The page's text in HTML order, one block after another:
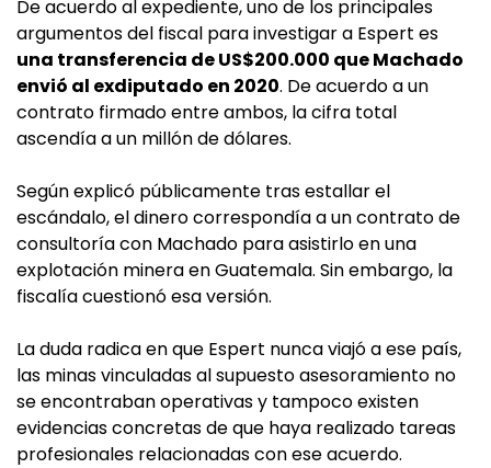
De acuerdo al expediente, uno de los principales
argumentos del fiscal para investigar a Espert es
una transferencia de US$200.000 que Machado
envió al exdiputado en 2020. De acuerdo a un
contrato firmado entre ambos, la cifra total
ascendía a un millón de dólares.
Según explicó públicamente tras estallar el
escándalo, el dinero correspondía a un contrato de
consultoría con Machado para asistirlo en una
explotación minera en Guatemala. Sin embargo, la
fiscalía cuestionó esa versión.
La duda radica en que Espert nunca viajó a ese país,
las minas vinculadas al supuesto asesoramiento no
se encontraban operativas y tampoco existen
evidencias concretas de que haya realizado tareas
profesionales relacionadas con ese acuerdo.